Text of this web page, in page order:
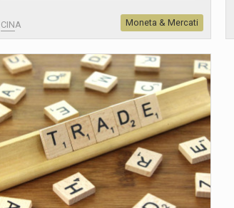
CINA Moneta & Mercati